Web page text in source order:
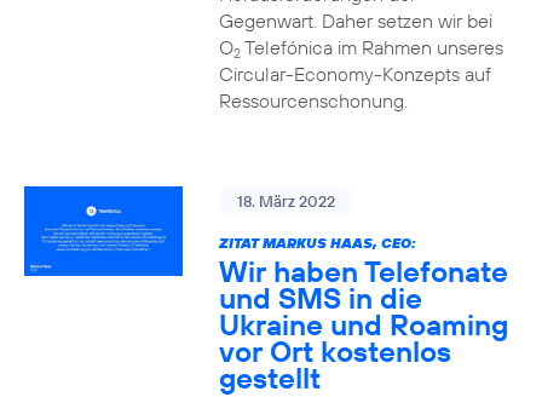
Gegenwart. Daher setzen wir bei
O2Telefónica im Rahmen unseres
Circular-Economy-Konzepts auf
Ressourcenschonung.
18. März 2022
ZITAT MARKUS HAAS, CEO:
Wir haben Telefonate
und SMS in die
Ukraine und Roaming
vor Ort kostenlos
gestellt